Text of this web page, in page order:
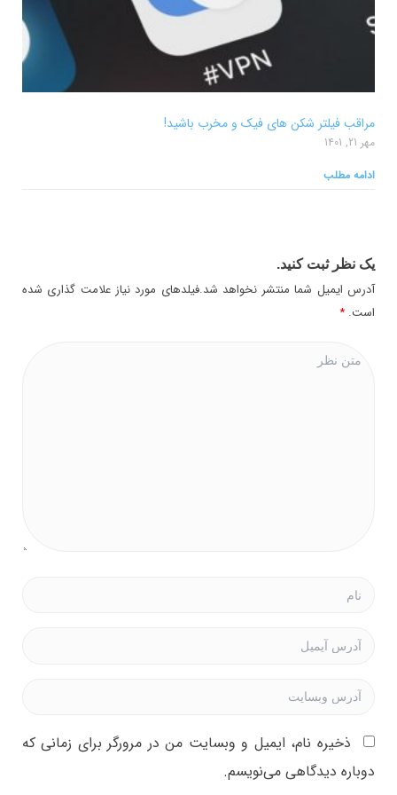
مراقب فیلتر شکن های فیک و مخرب باشید!
مهر 21, 1401
ادامه مطلب
یک نظر ثبت کنید.
آدرس ایمیل شما منتشر نخواهد شد.فیلدهای مورد نیاز علامت گذاری شده
است. *
ذخیره نام، ایمیل و وبسایت من در مرورگر برای زمانی که
دوباره دیدگاهی می‌نویسم.